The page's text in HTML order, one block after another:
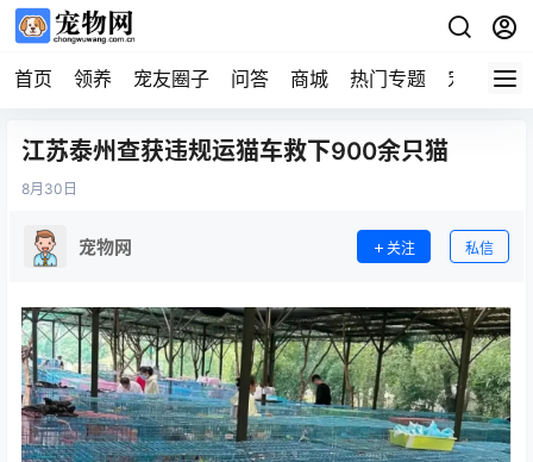
首页 领养 宠友圈子 问答 商城 热门专题 宠物企业
江苏泰州查获违规运猫车救下900余只猫
8月 30日
宠物网 关注 私信